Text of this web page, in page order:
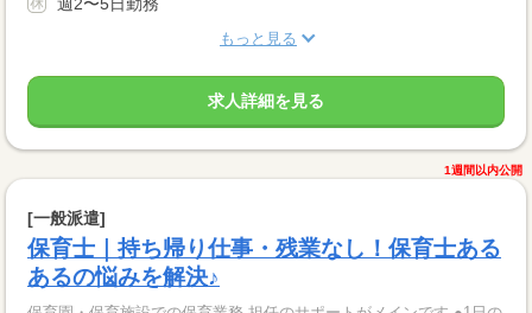
もっと見る
求人詳細を見る
1週間以内公開
[一般派遣]
保育士｜持ち帰り仕事・残業なし！保育士ある
あるの悩みを解決♪